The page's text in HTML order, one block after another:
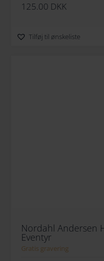
125.00 DKK
Tilføj til ønskeliste
Nordahl Andersen
Eventyr
Gratis gravering